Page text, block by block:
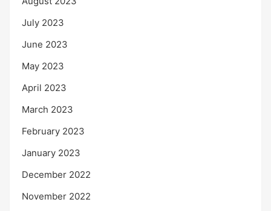
July 2023
June 2023
May 2023
April 2023
March 2023
February 2023
January 2023
December 2022
November 2022